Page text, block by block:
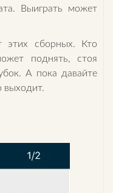
Выиграть может
этих сборных. Кто
поднять, стоя
А пока давайте
выходит.